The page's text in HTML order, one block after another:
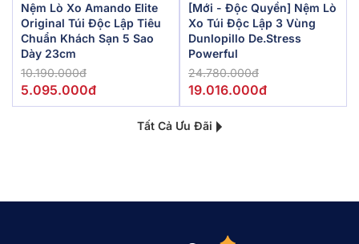
Nệm Lò Xo Amando Elite
Original Túi Độc Lập Tiêu
Chuẩn Khách Sạn 5 Sao
Dày 23cm
10.190.000đ
5.095.000đ
[Mới - Độc Quyền] Nệm Lò
Xo Túi Độc Lập 3 Vùng
Dunlopillo De.Stress
Powerful
24.780.000đ
19.016.000đ
Tất Cả Ưu Đãi